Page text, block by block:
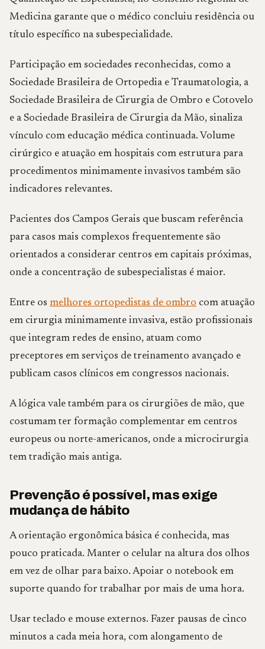
Medicina garante que o médico concluiu residência ou
título específico na subespecialidade.
Participação em sociedades reconhecidas, como a
Sociedade Brasileira de Ortopedia e Traumatologia, a
Sociedade Brasileira de Cirurgia de Ombro e Cotovelo
e a Sociedade Brasileira de Cirurgia da Mão, sinaliza
vínculo com educação médica continuada. Volume
cirúrgico e atuação em hospitais com estrutura para
procedimentos minimamente invasivos também são
indicadores relevantes.
Pacientes dos Campos Gerais que buscam referência
para casos mais complexos frequentemente são
orientados a considerar centros em capitais próximas,
onde a concentração de subespecialistas é maior.
Entre os melhores ortopedistas de ombro com atuação
em cirurgia minimamente invasiva, estão profissionais
que integram redes de ensino, atuam como
preceptores em serviços de treinamento avançado e
publicam casos clínicos em congressos nacionais.
A lógica vale também para os cirurgiões de mão, que
costumam ter formação complementar em centros
europeus ou norte-americanos, onde a microcirurgia
tem tradição mais antiga.
Prevenção é possível, mas exige
mudança de hábito
A orientação ergonômica básica é conhecida, mas
pouco praticada. Manter o celular na altura dos olhos
em vez de olhar para baixo. Apoiar o notebook em
suporte quando for trabalhar por mais de uma hora.
Usar teclado e mouse externos. Fazer pausas de cinco
minutos a cada meia hora, com alongamento de